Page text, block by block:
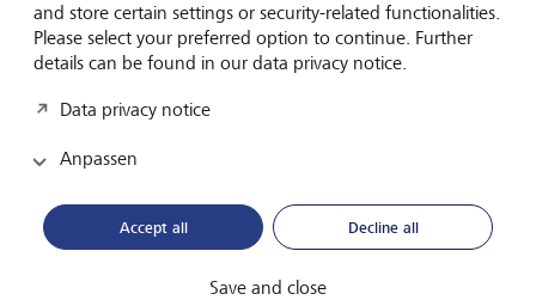
+44 (0)121 812 0810
Kontaktformular
Four Hardman Street
and store certain settings or security-related functionalities.
Please select your preferred option to continue. Further
details can be found in our data privacy notice.
Data privacy notice
Anpassen
Accept all Decline all
Save and close